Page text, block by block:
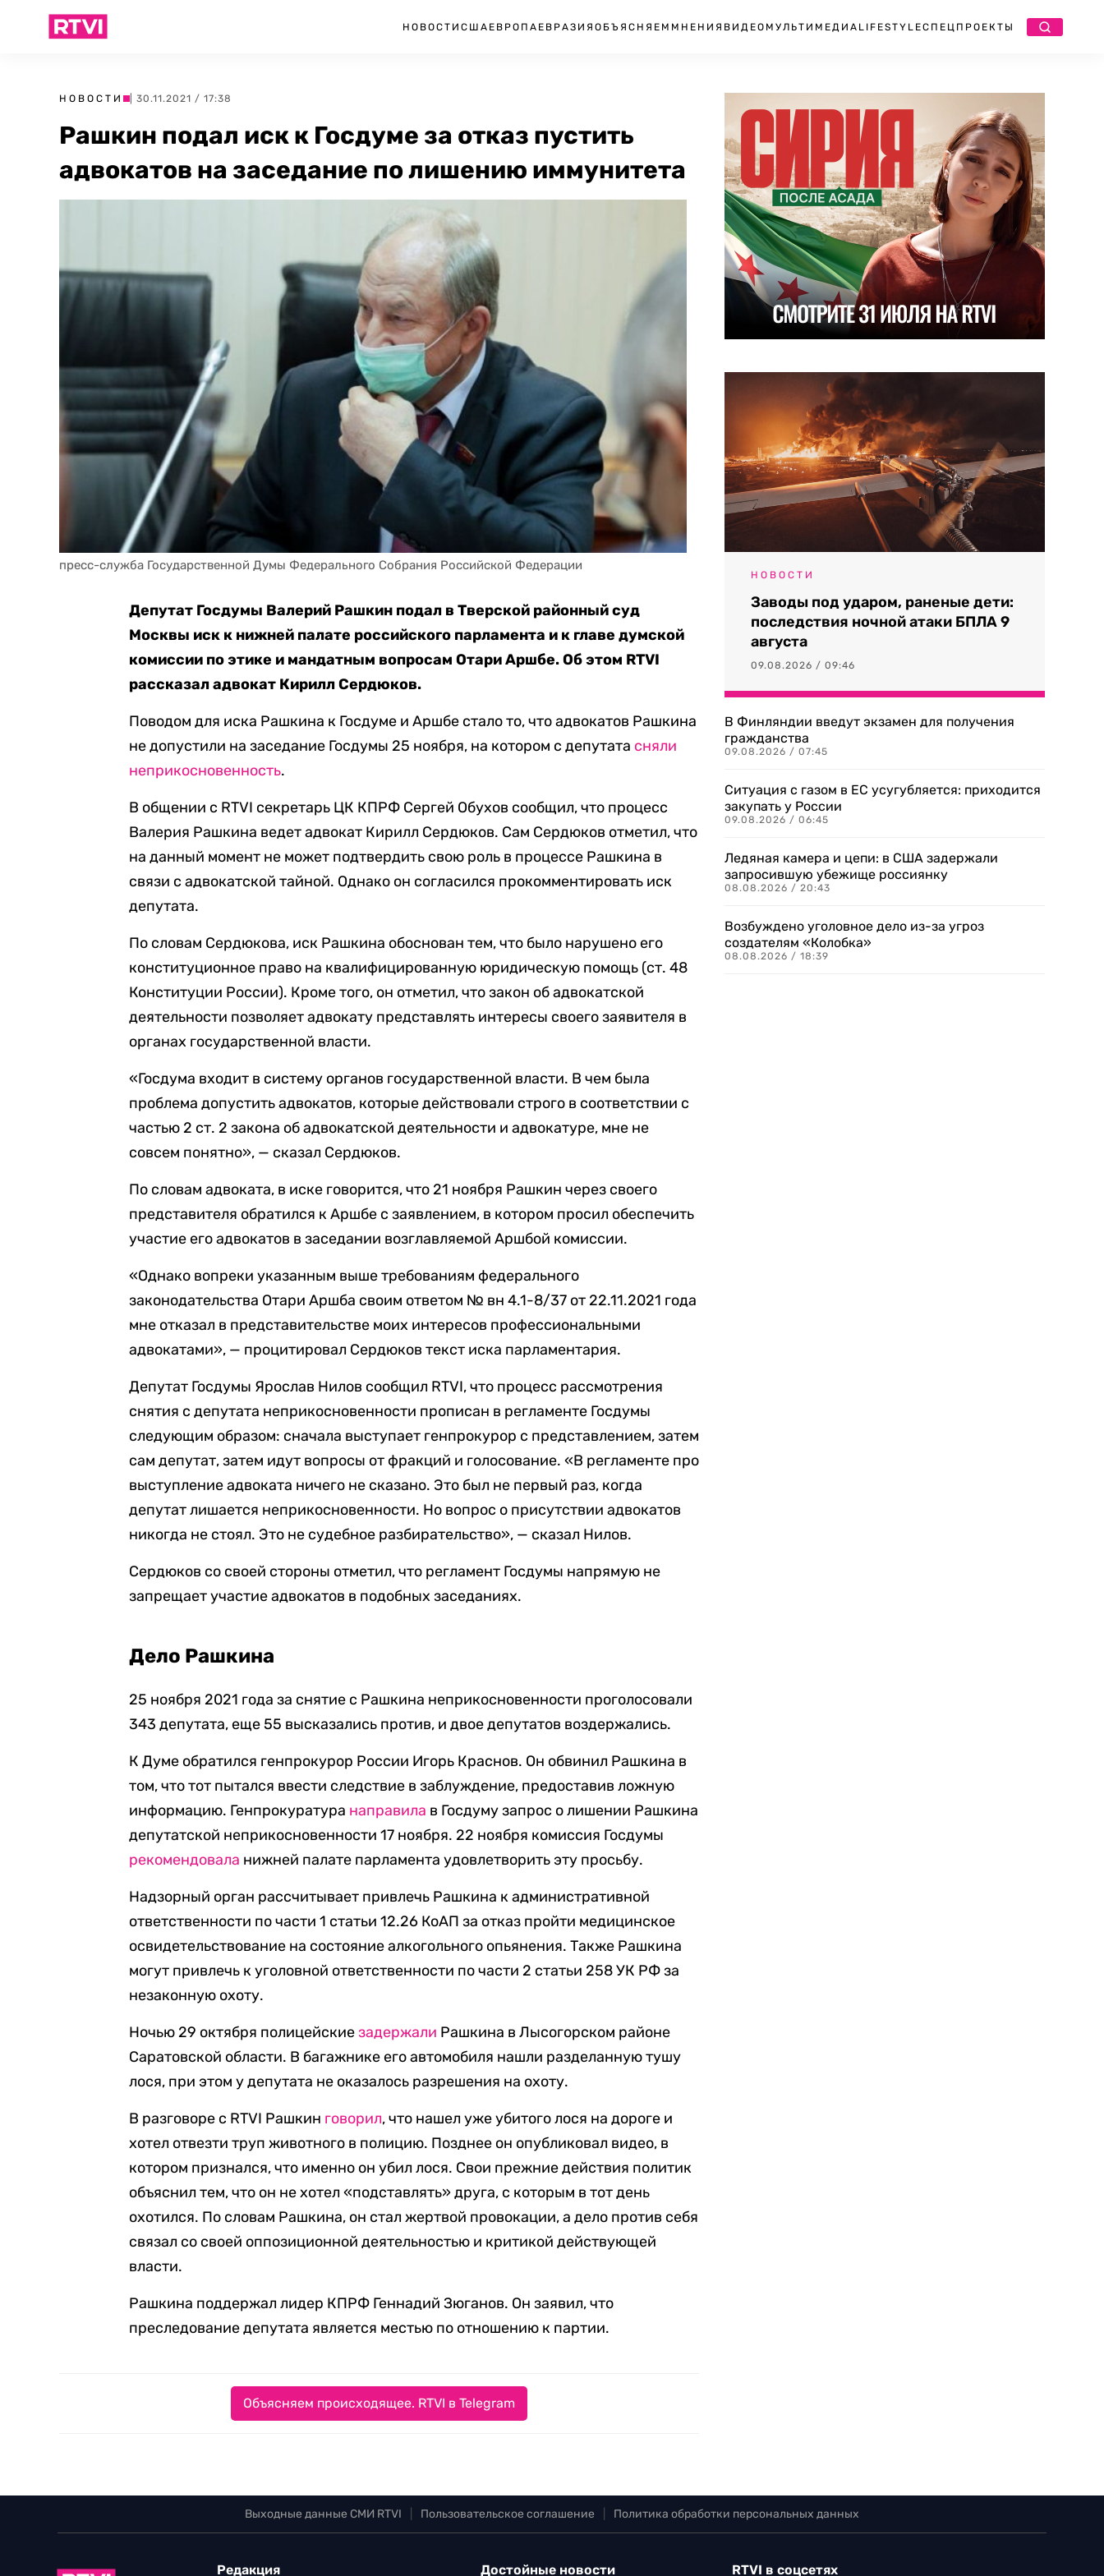
НОВОСТИ США ЕВРОПА ЕВРАЗИЯ ОБЪЯСНЯЕМ МНЕНИЯ ВИДЕО МУЛЬТИМЕДИА LIFESTYLEСПЕЦПРОЕКТЫ
НОВОСТИ | 30.11.2021 / 17:38
Рашкин подал иск к Госдуме за отказ пустить
адвокатов на заседание по лишению иммунитета
пресс-служба Государственной Думы Федерального Собрания Российской Федерации
Депутат Госдумы Валерий Рашкин подал в Тверской районный суд
Москвы иск к нижней палате российского парламента и к главе думской
комиссии по этике и мандатным вопросам Отари Аршбе. Об этом RTVI
рассказал адвокат Кирилл Сердюков.
Поводом для иска Рашкина к Госдуме и Аршбе стало то, что адвокатов Рашкина
не допустили на заседание Госдумы 25 ноября, на котором с депутата сняли
неприкосновенность.
В общении с RTVI секретарь ЦК КПРФ Сергей Обухов сообщил, что процесс
Валерия Рашкина ведет адвокат Кирилл Сердюков. Сам Сердюков отметил, что
на данный момент не может подтвердить свою роль в процессе Рашкина в
связи с адвокатской тайной. Однако он согласился прокомментировать иск
депутата.
По словам Сердюкова, иск Рашкина обоснован тем, что было нарушено его
конституционное право на квалифицированную юридическую помощь (ст. 48
Конституции России). Кроме того, он отметил, что закон об адвокатской
деятельности позволяет адвокату представлять интересы своего заявителя в
органах государственной власти.
«Госдума входит в систему органов государственной власти. В чем была
проблема допустить адвокатов, которые действовали строго в соответствии с
частью 2 ст. 2 закона об адвокатской деятельности и адвокатуре, мне не
совсем понятно», — сказал Сердюков.
По словам адвоката, в иске говорится, что 21 ноября Рашкин через своего
представителя обратился к Аршбе с заявлением, в котором просил обеспечить
участие его адвокатов в заседании возглавляемой Аршбой комиссии.
«Однако вопреки указанным выше требованиям федерального
законодательства Отари Аршба своим ответом № вн 4.1-8/37 от 22.11.2021 года
мне отказал в представительстве моих интересов профессиональными
адвокатами», — процитировал Сердюков текст иска парламентария.
Депутат Госдумы Ярослав Нилов сообщил RTVI, что процесс рассмотрения
снятия с депутата неприкосновенности прописан в регламенте Госдумы
следующим образом: сначала выступает генпрокурор с представлением, затем
сам депутат, затем идут вопросы от фракций и голосование. «В регламенте про
выступление адвоката ничего не сказано. Это был не первый раз, когда
депутат лишается неприкосновенности. Но вопрос о присутствии адвокатов
никогда не стоял. Это не судебное разбирательство», — сказал Нилов.
Сердюков со своей стороны отметил, что регламент Госдумы напрямую не
запрещает участие адвокатов в подобных заседаниях.
Дело Рашкина
25 ноября 2021 года за снятие с Рашкина неприкосновенности проголосовали
343 депутата, еще 55 высказались против, и двое депутатов воздержались.
К Думе обратился генпрокурор России Игорь Краснов. Он обвинил Рашкина в
том, что тот пытался ввести следствие в заблуждение, предоставив ложную
информацию. Генпрокуратура направила в Госдуму запрос о лишении Рашкина
депутатской неприкосновенности 17 ноября. 22 ноября комиссия Госдумы
рекомендовала нижней палате парламента удовлетворить эту просьбу.
Надзорный орган рассчитывает привлечь Рашкина к административной
ответственности по части 1 статьи 12.26 КоАП за отказ пройти медицинское
освидетельствование на состояние алкогольного опьянения. Также Рашкина
могут привлечь к уголовной ответственности по части 2 статьи 258 УК РФ за
незаконную охоту.
Ночью 29 октября полицейскиезадержали Рашкина в Лысогорском районе
Саратовской области. В багажнике его автомобиля нашли разделанную тушу
лося, при этом у депутата не оказалось разрешения на охоту.
В разговоре с RTVI Рашкин говорил, что нашел уже убитого лося на дороге и
хотел отвезти труп животного в полицию. Позднее он опубликовал видео, в
котором признался, что именно он убил лося. Свои прежние действия политик
объяснил тем, что он не хотел «подставлять» друга, с которым в тот день
охотился. По словам Рашкина, он стал жертвой провокации, а дело против себя
связал со своей оппозиционной деятельностью и критикой действующей
власти.
Рашкина поддержал лидер КПРФ Геннадий Зюганов. Он заявил, что
преследование депутата является местью по отношению к партии.
Объясняем происходящее. RTVI в Telegram
НОВОСТИ
Заводы под ударом, раненые дети:
последствия ночной атаки БПЛА 9
августа
09.08.2026 / 09:46
В Финляндии введут экзамен для получения
гражданства
09.08.2026 / 07:45
Ситуация с газом в ЕС усугубляется: приходится
закупать у России
09.08.2026 / 06:45
Ледяная камера и цепи: в США задержали
запросившую убежище россиянку
08.08.2026 / 20:43
Возбуждено уголовное дело из-за угроз
создателям «Колобка»
08.08.2026 / 18:39
Выходные данные СМИ RTVI Пользовательское соглашение Политика обработки персональных данных
Редакция Достойные новости RTVI в соцсетях